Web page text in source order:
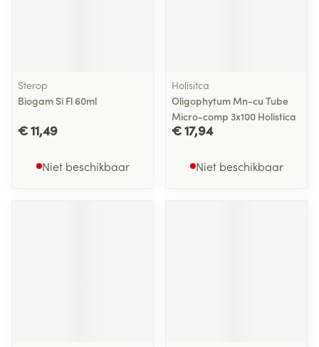
Sterop
Biogam Si Fl 60ml
€ 11,49
Niet beschikbaar
Holisitca
Oligophytum Mn-cu Tube
Micro-comp 3x100 Holistica
€ 17,94
Niet beschikbaar